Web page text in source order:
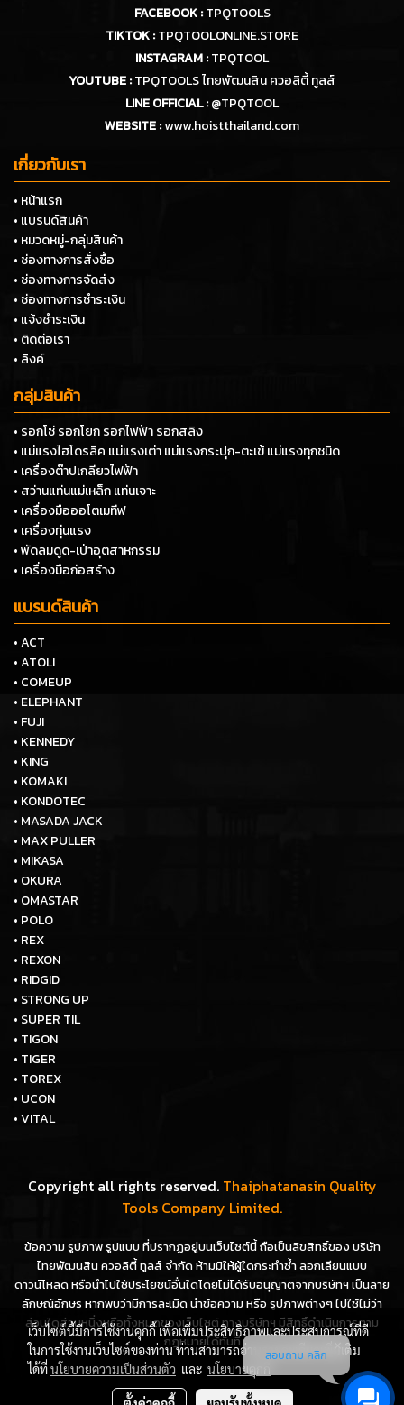
FACEBOOK : TPQTOOLS
TIKTOK :TPQTOOLONLINE.STORE
INSTAGRAM :TPQTOOL
YOUTUBE :TPQTOOLS ไทยพัฒนสิน ควอลิตี้ ทูลส์
LINE OFFICIAL :@TPQTOOL
WEBSITE :www.hoistthailand.com
เกี่ยวกับเรา
• หน้าแรก
• แบรนด์สินค้า
• หมวดหมู่-กลุ่มสินค้า
• ช่องทางการสั่งซื้อ
• ช่องทางการจัดส่ง
• ช่องทางการชำระเงิน
• แจ้งชำระเงิน
• ติดต่อเรา
• ลิงค์
กลุ่มสินค้า
• รอกโซ่ รอกโยก รอกไฟฟ้า รอกสลิง
• แม่แรงไฮโดรลิค แม่แรงเต่า แม่แรงกระปุก-ตะเข้ แม่แรงทุกชนิด
• เครื่องต๊าปเกลียวไฟฟ้า
• สว่านแท่นแม่เหล็ก แท่นเจาะ
• เครื่องมือออโตเมทีฟ
• เครื่องทุ่นแรง
• พัดลมดูด-เป่าอุตสาหกรรม
• เครื่องมือก่อสร้าง
แบรนด์สินค้า
• ACT
• ATOLI
• COMEUP
• ELEPHANT
• FUJI
• KENNEDY
• KING
• KOMAKI
• KONDOTEC
• MASADA JACK
• MAX PULLER
• MIKASA
• OKURA
• OMASTAR
• POLO
• REX
• REXON
• RIDGID
• STRONG UP
• SUPER TIL
• TIGON
• TIGER
• TOREX
• UCON
• VITAL
Copyright all rights reserved. Thaiphatanasin Quality
Tools Company Limited.
ข้อความ รูปภาพ รูปแบบ ที่ปรากฏอยู่บนเว็บไซต์นี้ ถือเป็นลิขสิทธิ์ของ บริษัท
ไทยพัฒนสิน ควอลิตี้ ทูลส์ จำกัด ห้ามมิให้ผู้ใดกระทำซ้ำ ลอกเลียนแบบ
ดาวน์โหลด หรือนำไปใช้ประโยชน์อื่นใดโดยไม่ได้รับอนุญาตจากบริษัทฯ เป็นลาย
ลักษณ์อักษร หากพบว่ามีการละเมิด นำข้อความ หรือ รูปภาพต่างๆ ไปใช้ไม่ว่า
ส่วนใดส่วนหนึ่งหรือทั้งหมดของเว็บไซต์ ทางบริษัทฯ มีสิทธิ์ดำเนินการตาม
กฎหมายได้ทันที
เว็บไซต์นี้มีการใช้งานคุกกี้ เพื่อเพิ่มประสิทธิภาพและประสบการณ์ที่ดี
ในการใช้งานเว็บไซต์ของท่าน ท่านสามารถอ่านรายละเอียดเพิ่มเติม
ได้ที่นโยบายความเป็นส่วนตัว และ นโยบายคุกกี้
สอบถาม คลิก